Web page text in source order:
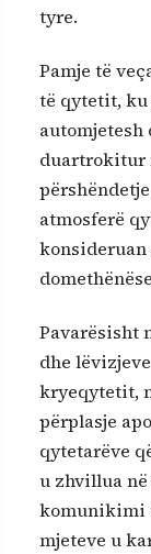
tyre.
Pamje të
të qytetit, ku
automjetesh
duartrokitur
atmosferë
konsideruan
Pavarësisht
dhe
kryeqytetit,
përplasje
qytetarëve
u zhvillua në
komunikimi
mjeteve u